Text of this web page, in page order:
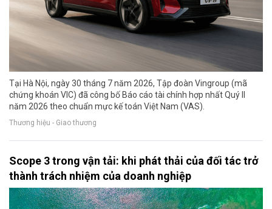
Tại Hà Nội, ngày 30 tháng 7 năm 2026, Tập đoàn Vingroup (mã
chứng khoán VIC) đã công bố Báo cáo tài chính hợp nhất Quý II
năm 2026 theo chuẩn mực kế toán Việt Nam (VAS).
Thương hiệu - Giao thương
Scope 3 trong vận tải: khi phát thải của đối tác trở
thành trách nhiệm của doanh nghiệp